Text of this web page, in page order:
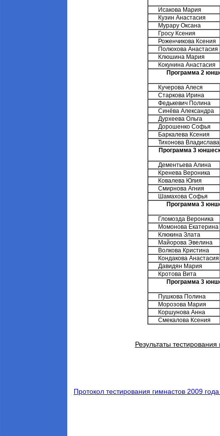
Исакова Мария
Кузин Анастасия
Мурару Оксана
Гросу Ксения
Роженчикова Ксения
Полюхова Анастасия
Клюшина Мария
Кокунина Анастасия
Программа 2
Кучерова Алеся
Старкова Ирина
Федькевич Полина
Синёва Александра
Дурхеева Ольга
Дорошенко Софья
Баркалева Ксения
Тихонова Владислава
Программа 3
Дементьева Алина
Кренева Вероника
Ковалева Юлия
Смирнова Агния
Шамахова Софья
Программа 3
Гломозда Вероника
Момонова Екатерина
Клюкина Злата
Майорова Эвелина
Волкова Кристина
Кондакова Анастасия
Давидян Мария
Кротова Вита
Программа 3
Пушкова Полина
Морозова Мария
Коршунова Анна
Смекалова Ксения
Результаты
Протокол тестирования гимнастов 2009